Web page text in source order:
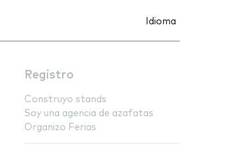
Idioma
Registro
Construyo stands
Soy una agencia de azafatas
Organizo Ferias